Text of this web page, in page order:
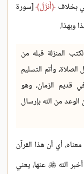
بخلاف أَنزَلَ [سورة
المنزلة قبله من
وأتم التسليم
الزمان، وهو
من الله بإرسال
أي أن هذا القرآن
الله عنها، يعني